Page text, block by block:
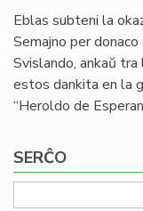
Eblas subteni la
Semajno per
Svislando, ankaŭ
estos dankita en la
“Heroldo de
SERĈO